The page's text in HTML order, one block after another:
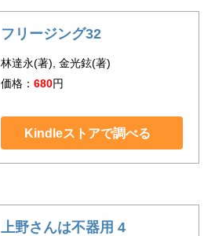
フリージング32
林達永(著), 金光鉉(著)
価格： 680円
Kindleストアで調べる
上野さんは不器用 4